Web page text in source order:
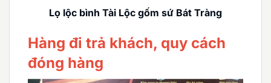
Lọ lộc bình Tài Lộc gốm sứ Bát Tràng
Hàng đi trả khách, quy cách
đóng hàng